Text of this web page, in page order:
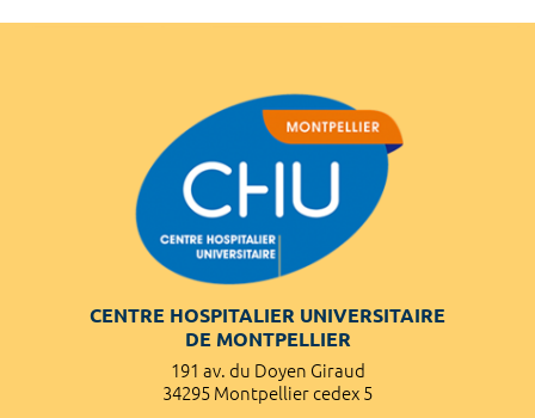
CENTRE HOSPITALIER UNIVERSITAIRE
DE MONTPELLIER
191 av. du Doyen Giraud
34295 Montpellier cedex 5